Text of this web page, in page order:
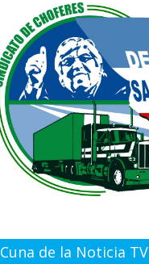
Cuna de la Noticia TV